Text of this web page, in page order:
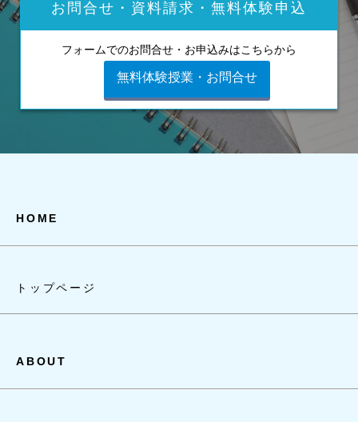
お問合せ・資料請求・ 無料体験申込
フォームでのお問合せ・お申込みはこちらから
無料体験授業・お問合せ
HOME
トップページ
ABOUT